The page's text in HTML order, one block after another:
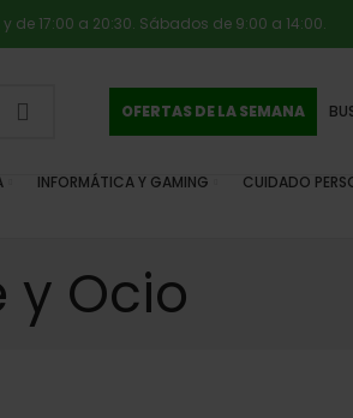
de 17:00 a 20:30. Sábados de 9:00 a 14:00.
OFERTAS DE LA SEMANA
INFORMÁTICA Y GAMING CUIDADO
y Ocio